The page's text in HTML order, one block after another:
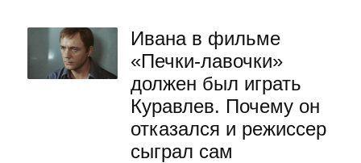
Ивана в фильме
«Печки-лавочки»
должен был играть
Куравлев. Почему он
отказался и режиссер
сыграл сам